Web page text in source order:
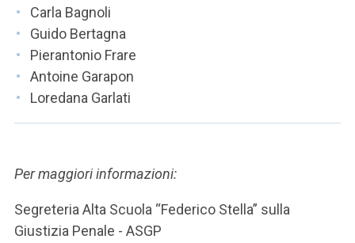
Carla Bagnoli
Guido Bertagna
Pierantonio Frare
Antoine Garapon
Loredana Garlati
Per maggiori informazioni:
Segreteria Alta Scuola “Federico Stella” sulla
Giustizia Penale - ASGP